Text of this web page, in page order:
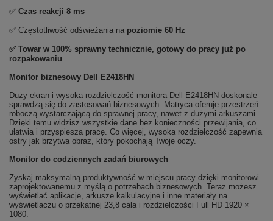
✅ Czas reakcji 8 ms
✅ Częstotliwość odświeżania na poziomie 60 Hz
✅ Towar w 100% sprawny technicznie, gotowy do pracy już po
rozpakowaniu
Monitor biznesowy Dell E2418HN
Duży ekran i wysoka rozdzielczość monitora Dell E2418HN doskonale
sprawdzą się do zastosowań biznesowych. Matryca oferuje przestrzeń
roboczą wystarczającą do sprawnej pracy, nawet z dużymi arkuszami.
Dzięki temu widzisz wszystkie dane bez konieczności przewijania, co
ułatwia i przyspiesza pracę. Co więcej, wysoka rozdzielczość zapewnia
ostry jak brzytwa obraz, który pokochają Twoje oczy.
Monitor do codziennych zadań biurowych
Zyskaj maksymalną produktywność w miejscu pracy dzięki monitorowi
zaprojektowanemu z myślą o potrzebach biznesowych. Teraz możesz
wyświetlać aplikacje, arkusze kalkulacyjne i inne materiały na
wyświetlaczu o przekątnej 23,8 cala i rozdzielczości Full HD 1920 ×
1080.